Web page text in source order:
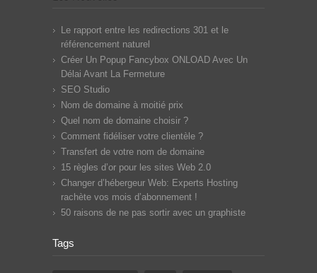
Le rapport entre les redirections 301 et le
référencement naturel
Créer Un Popup Fancybox ONLOAD Avec Un
Délai Avant La Fermeture
SEO Studio
Nom de domaine à moitié prix
Quel nom de domaine choisir ?
Comment fidéliser votre clientèle ?
Transfert de votre nom de domaine
15 règles d’or pour les sites Web 2.0
Changer d’hébergeur Web: Experts Hosting
rachète vos mois d’abonnement !
50 raisons de ne pas sortir avec un graphiste
Tags